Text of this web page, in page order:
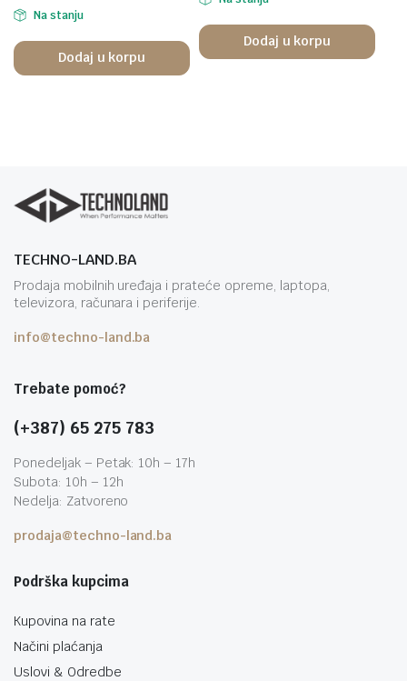
Na stanju
Dodaj u korpu
Dodaj u korpu
TECHNO-LAND.BA
Prodaja mobilnih uređaja i prateće opreme, laptopa,
televizora, računara i periferije.
info@techno-land.ba
Trebate pomoć?
(+387) 65 275 783
Ponedeljak – Petak: 10h – 17h
Subota: 10h – 12h
Nedelja: Zatvoreno
prodaja@techno-land.ba
Podrška kupcima
Kupovina na rate
Načini plaćanja
Uslovi & Odredbe